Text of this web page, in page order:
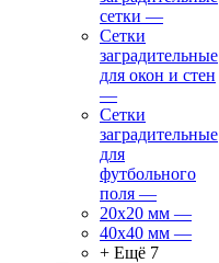
сетки —
Сетки
заградительные
для окон и стен
—
Сетки
заградительные
для
футбольного
поля —
20х20 мм —
40х40 мм —
+ Ещё 7